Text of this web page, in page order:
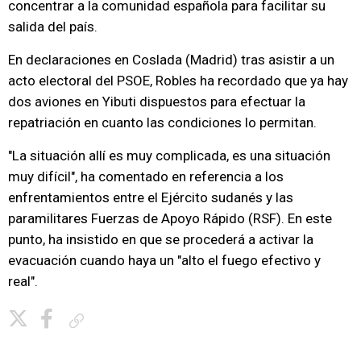
concentrar a la comunidad española para facilitar su
salida del país.
En declaraciones en Coslada (Madrid) tras asistir a un
acto electoral del PSOE, Robles ha recordado que ya hay
dos aviones en Yibuti dispuestos para efectuar la
repatriación en cuanto las condiciones lo permitan.
"La situación allí es muy complicada, es una situación
muy difícil", ha comentado en referencia a los
enfrentamientos entre el Ejército sudanés y las
paramilitares Fuerzas de Apoyo Rápido (RSF). En este
punto, ha insistido en que se procederá a activar la
evacuación cuando haya un "alto el fuego efectivo y
real".